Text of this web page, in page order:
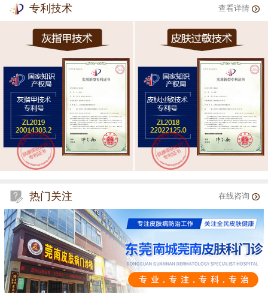
专利技术 查看详情
热门关注 在线咨询